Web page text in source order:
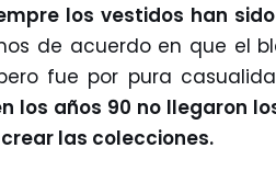
los vestidos han
de acuerdo en que el
fue por pura
los años 90 no llegaron
las colecciones.